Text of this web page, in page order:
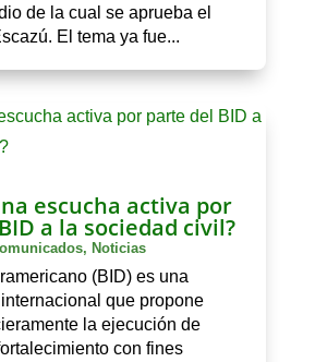
de la cual se aprueba el
El tema ya fue...
escucha activa por
a la sociedad civil?
, Noticias
(BID) es una
que propone
la ejecución de
con fines